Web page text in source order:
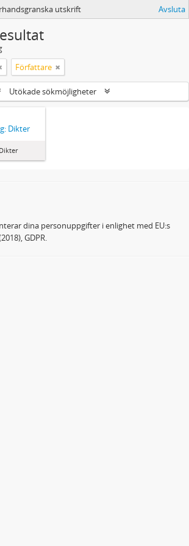
utskrift Avsluta
Författare
Utökade sökmöjligheter
Dikter
dina personuppgifter i enlighet med EU:s
GDPR.